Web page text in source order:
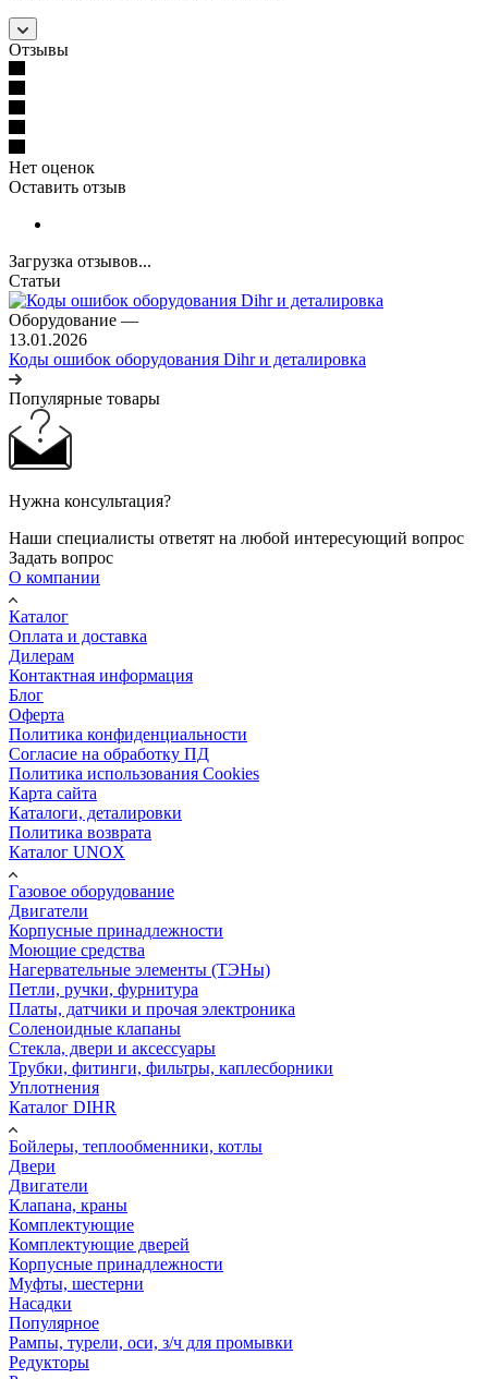
Отзывы
Нет оценок
Оставить отзыв
Загрузка отзывов...
Статьи
Оборудование —
13.01.2026
Коды ошибок оборудования Dihr и деталировка
Популярные товары
Нужна консультация?
Наши специалисты ответят на любой интересующий вопрос
Задать вопрос
О компании
Каталог
Оплата и доставка
Дилерам
Контактная информация
Блог
Оферта
Политика конфиденциальности
Согласие на обработку ПД
Политика использования Cookies
Карта сайта
Каталоги, деталировки
Политика возврата
Каталог UNOX
Газовое оборудование
Двигатели
Корпусные принадлежности
Моющие средства
Нагервательные элементы (ТЭНы)
Петли, ручки, фурнитура
Платы, датчики и прочая электроника
Соленоидные клапаны
Стекла, двери и аксессуары
Трубки, фитинги, фильтры, каплесборники
Уплотнения
Каталог DIHR
Бойлеры, теплообменники, котлы
Двери
Двигатели
Клапана, краны
Комплектующие
Комплектующие дверей
Корпусные принадлежности
Муфты, шестерни
Насадки
Популярное
Рампы, турели, оси, з/ч для промывки
Редукторы